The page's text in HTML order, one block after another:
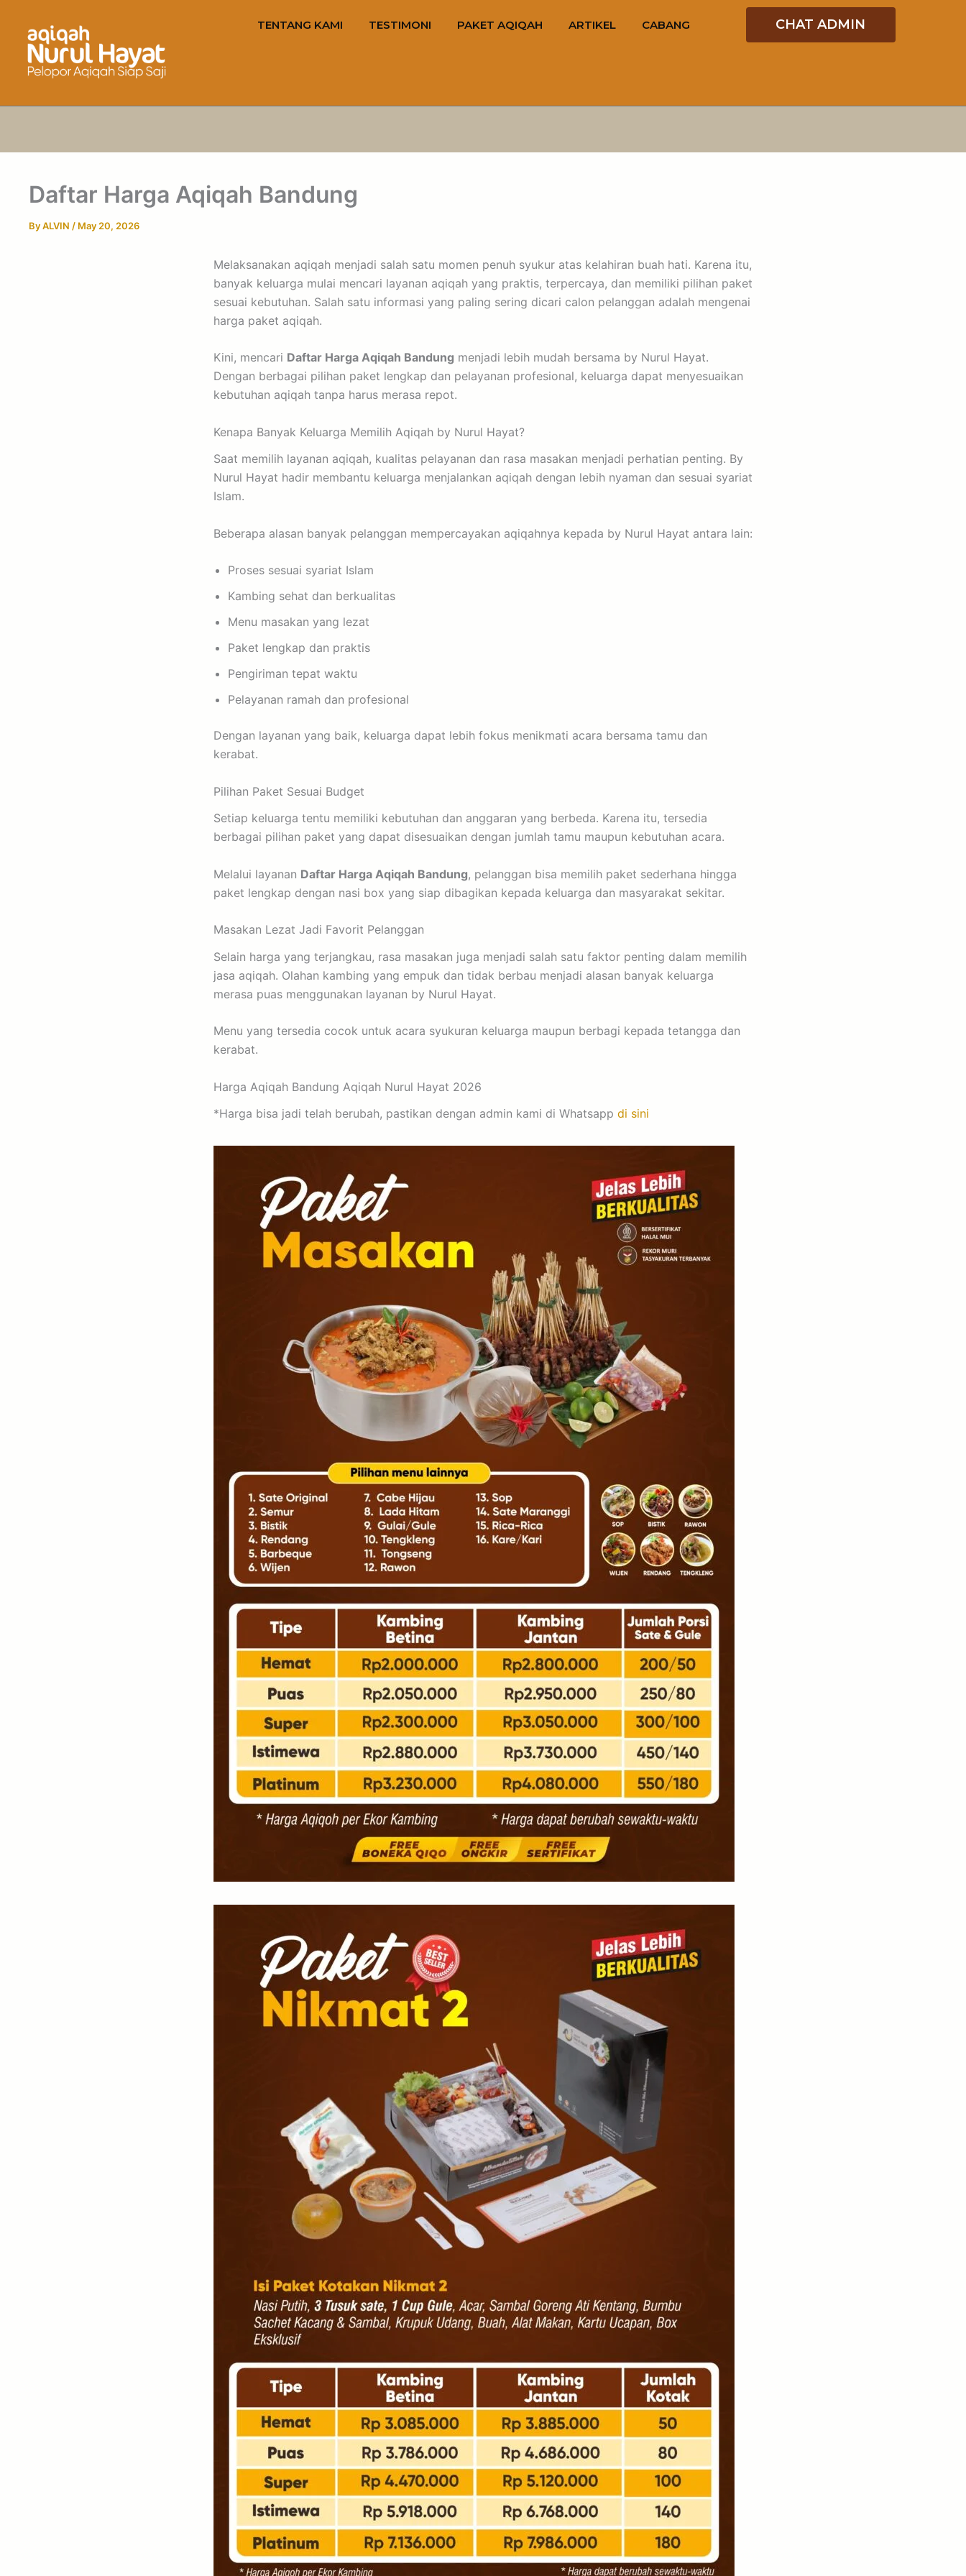
TENTANG KAMI TESTIMONI PAKET AQIQAH ARTIKEL CABANG CHAT ADMIN
Daftar Harga Aqiqah Bandung
ByALVIN / May 20, 2026
Melaksanakan aqiqah menjadi salah satu momen penuh syukur atas kelahiran buah hati. Karena itu,
banyak keluarga mulai mencari layanan aqiqah yang praktis, terpercaya, dan memiliki pilihan paket
sesuai kebutuhan. Salah satu informasi yang paling sering dicari calon pelanggan adalah mengenai
harga paket aqiqah.
Kini, mencari Daftar Harga Aqiqah Bandung menjadi lebih mudah bersama by Nurul Hayat.
Dengan berbagai pilihan paket lengkap dan pelayanan profesional, keluarga dapat menyesuaikan
kebutuhan aqiqah tanpa harus merasa repot.
Kenapa Banyak Keluarga Memilih Aqiqah by Nurul Hayat?
Saat memilih layanan aqiqah, kualitas pelayanan dan rasa masakan menjadi perhatian penting. By
Nurul Hayat hadir membantu keluarga menjalankan aqiqah dengan lebih nyaman dan sesuai syariat
Islam.
Beberapa alasan banyak pelanggan mempercayakan aqiqahnya kepada by Nurul Hayat antara lain:
Proses sesuai syariat Islam
Kambing sehat dan berkualitas
Menu masakan yang lezat
Paket lengkap dan praktis
Pengiriman tepat waktu
Pelayanan ramah dan profesional
Dengan layanan yang baik, keluarga dapat lebih fokus menikmati acara bersama tamu dan
kerabat.
Pilihan Paket Sesuai Budget
Setiap keluarga tentu memiliki kebutuhan dan anggaran yang berbeda. Karena itu, tersedia
berbagai pilihan paket yang dapat disesuaikan dengan jumlah tamu maupun kebutuhan acara.
Melalui layanan Daftar Harga Aqiqah Bandung, pelanggan bisa memilih paket sederhana hingga
paket lengkap dengan nasi box yang siap dibagikan kepada keluarga dan masyarakat sekitar.
Masakan Lezat Jadi Favorit Pelanggan
Selain harga yang terjangkau, rasa masakan juga menjadi salah satu faktor penting dalam memilih
jasa aqiqah. Olahan kambing yang empuk dan tidak berbau menjadi alasan banyak keluarga
merasa puas menggunakan layanan by Nurul Hayat.
Menu yang tersedia cocok untuk acara syukuran keluarga maupun berbagi kepada tetangga dan
kerabat.
Harga Aqiqah Bandung Aqiqah Nurul Hayat 2026
*Harga bisa jadi telah berubah, pastikan dengan admin kami di Whatsapp di sini